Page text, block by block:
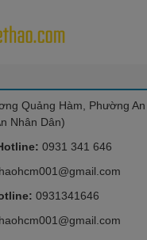
Quảng Hàm, Phường An
Nhân Dân)
0931 341 646
0931341646